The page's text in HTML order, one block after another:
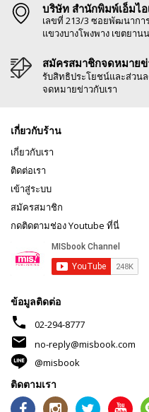
บริษัท สำนักพิมพ์เอ็มไอ
เลขที่ 213/3 ซอยพัฒนากา
แขวงบางโพงพาง เขตยาน
สมัครสมาชิกจดหมายข่
รับสิทธิประโยชน์และส่วน
จดหมายข่าวกับเรา
เกี่ยวกับร้าน
เกี่ยวกับเรา
ติดต่อเรา
เข้าสู่ระบบ
สมัครสมาชิก
กดติดตามช่อง Youtube ที่นี่
ข้อมูลติดต่อ
phone 02-294-8777
mail
no-reply@misbook.com
@misbook
ติดตามเรา